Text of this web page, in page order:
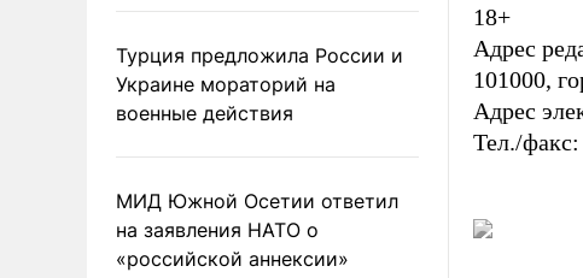
Турция предложила России и
Украине мораторий на
военные действия
МИД Южной Осетии ответил
на заявления НАТО о
«российской аннексии»
18+
Адрес
101000,
Адрес
Тел./